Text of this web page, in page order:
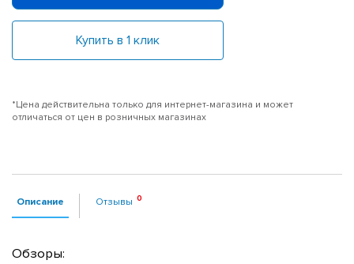
Купить в 1 клик
*Цена действительна только для интернет-магазина и может
отличаться от цен в розничных магазинах
Описание Отзывы
Обзоры: